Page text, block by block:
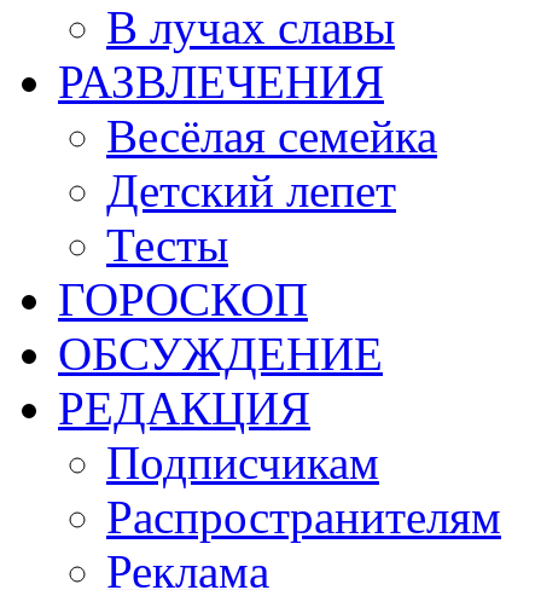
В лучах славы
РАЗВЛЕЧЕНИЯ
Весёлая семейка
Детский лепет
Тесты
ГОРОСКОП
ОБСУЖДЕНИЕ
РЕДАКЦИЯ
Подписчикам
Распространителям
Реклама